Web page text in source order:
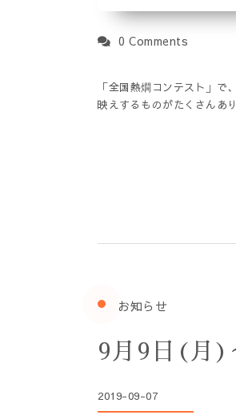
0 Comments
「全国熱燗コンテスト」
映えするものがたくさんあ
お知らせ
9月9日(月)
2019-09-07